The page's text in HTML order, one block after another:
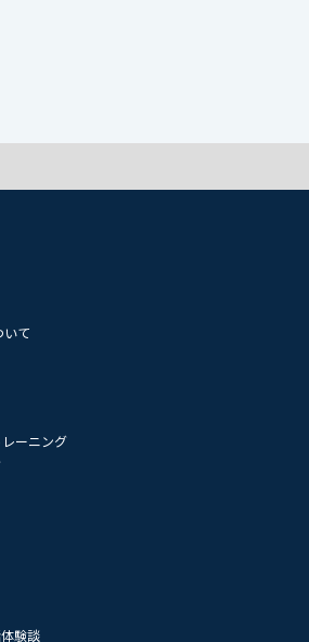
いて
ーニング
験談